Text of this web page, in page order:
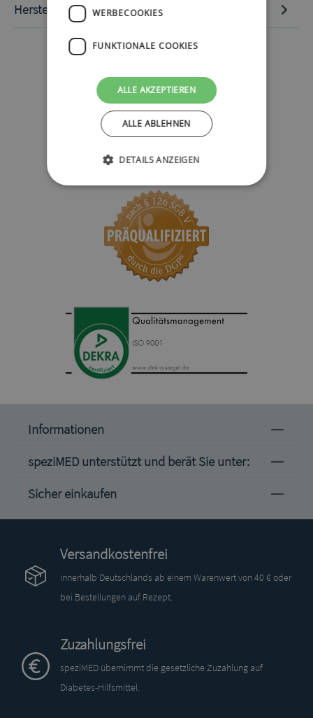
Hersteller-Informationen
Informationen
speziMED unterstützt und berät Sie unter:
Sicher einkaufen
Versandkostenfrei
innerhalb Deutschlands ab einem Warenwert von 40 € oder
bei Bestellungen auf Rezept.
Zuzahlungsfrei
speziMED übernimmt die gesetzliche Zuzahlung auf
Diabetes-Hilfsmittel.
WERBECOOKIES
FUNKTIONALE COOKIES
ALLE AKZEPTIEREN
ALLE ABLEHNEN
DETAILS ANZEIGEN